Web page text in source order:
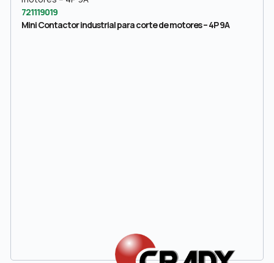
721119019
Mini Contactor industrial para corte de motores – 4P 9A